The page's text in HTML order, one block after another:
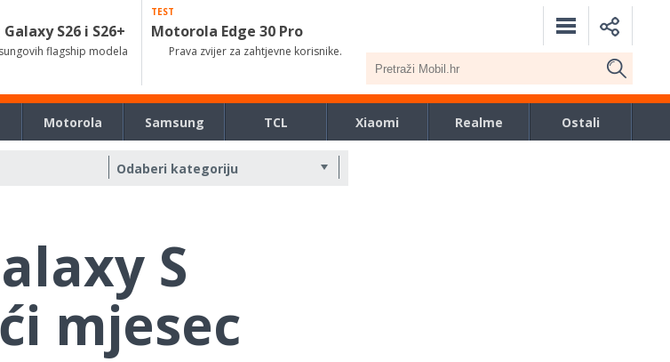
S26 i S26+
flagship modela
TEST
Motorola Edge 30 Pro
Prava zvijer za zahtjevne korisnike.
Motorola Samsung TCL Xiaomi Realme Ostali
S
mjesec